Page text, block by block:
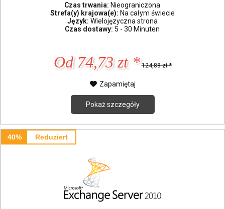
Czas trwania: Nieograniczona
Strefa(y) krajowa(e): Na całym świecie
Język: Wielojęzyczna strona
Czas dostawy: 5 - 30 Minuten
Od 74,73 zt * 124,88 zt *
Zapamiętaj
Pokaż szczegóły
40% Reduziert